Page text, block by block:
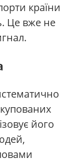
країни
Це вже не
його